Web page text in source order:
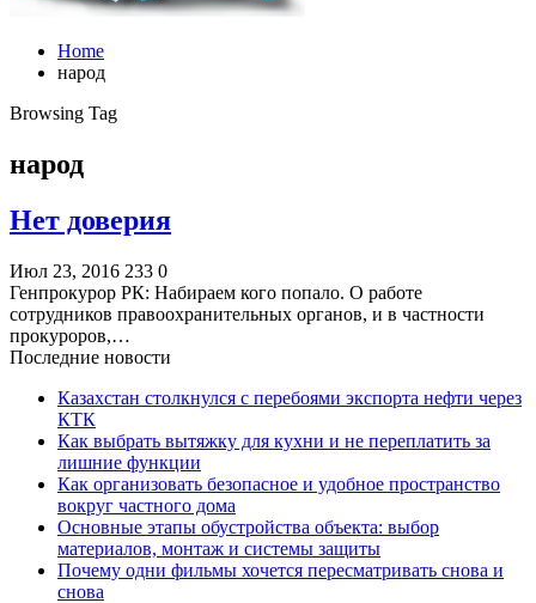
Home
народ
Browsing Tag
народ
Нет доверия
Июл 23, 2016 233 0
Генпрокурор РК: Набираем кого попало. О работе
сотрудников правоохранительных органов, и в частности
прокуроров,…
Последние новости
Казахстан столкнулся с перебоями экспорта нефти через
КТК
Как выбрать вытяжку для кухни и не переплатить за
лишние функции
Как организовать безопасное и удобное пространство
вокруг частного дома
Основные этапы обустройства объекта: выбор
материалов, монтаж и системы защиты
Почему одни фильмы хочется пересматривать снова и
снова